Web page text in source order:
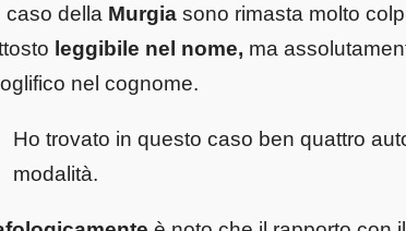
caso della Murgia sono rimasta molto
leggibile nel nome, ma
nel cognome.
Ho trovato in questo caso ben quattro
modalità.